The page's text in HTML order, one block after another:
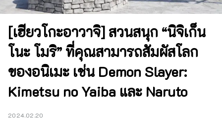
[เฮียวโกะอาวาจิ] สวนสนุก “นิจิเก็น
โนะ โมริ” ที่คุณสามารถสัมผัสโลก
ของอนิเมะ เช่น Demon Slayer:
Kimetsu no Yaiba และ Naruto
2024.02.20